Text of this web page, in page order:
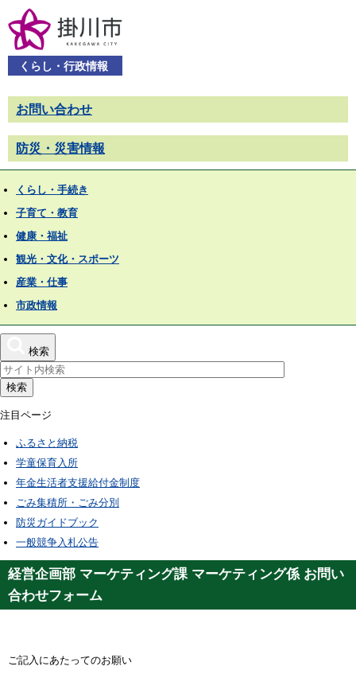
くらし・行政情報
お問い合わせ
防災・災害情報
くらし・手続き
子育て・教育
健康・福祉
観光・文化・スポーツ
産業・仕事
市政情報
検索
検索
注目ページ
ふるさと納税
学童保育入所
年金生活者支援給付金制度
ごみ集積所・ごみ分別
防災ガイドブック
一般競争入札公告
経営企画部 マーケティング課 マーケティング係 お問い
合わせフォーム
ご記入にあたってのお願い